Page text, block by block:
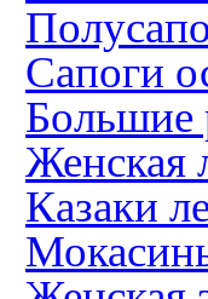
Сапоги
Большие
Женская
Казаки